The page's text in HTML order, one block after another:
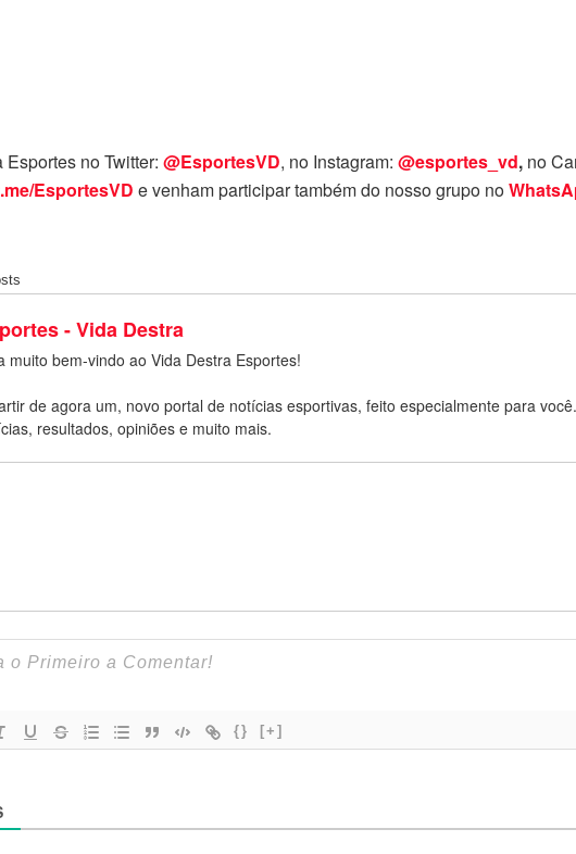
no Twitter: @EsportesVD, no Instagram: @esportes_vd, no
EsportesVD e venham participar também do nosso grupo no
- Vida Destra
muito bem-vindo ao Vida Destra Esportes!
de agora um, novo portal de notícias esportivas, feito especialmente para
resultados, opiniões e muito mais.
{} [+]